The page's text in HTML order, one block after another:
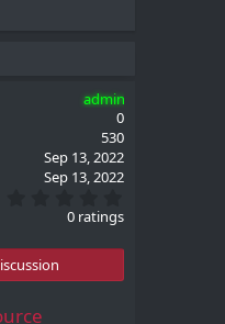
admin
0
530
Sep 13, 2022
Sep 13, 2022
.
0
t
0 ratings